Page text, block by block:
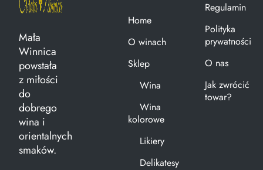
Mała
Winnica
powstała
z miłości
do
dobrego
wina i
orientalnych
smaków.
Home
O winach
Sklep
Wina
Wina
kolorowe
Likiery
Delikatesy
Regulamin
Polityka
prywatności
O nas
Jak zwrócić
towar?